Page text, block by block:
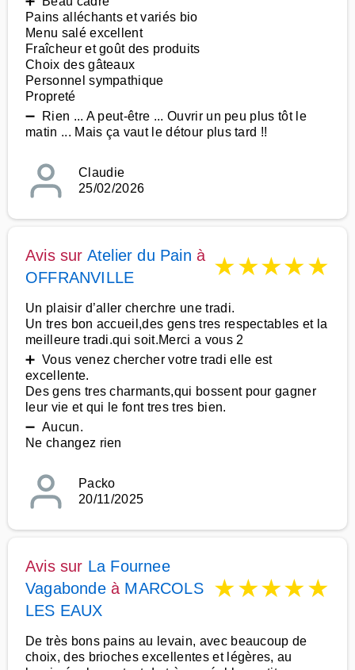
Pains alléchants et variés bio
Menu salé excellent
Fraîcheur et goût des produits
Choix des gâteaux
Personnel sympathique
Propreté
➖ Rien ... A peut-être ... Ouvrir un peu plus tôt le
matin ... Mais ça vaut le détour plus tard !!
Claudie
25/02/2026
Avis sur Atelier du Pain à
OFFRANVILLE
★★★★★
Un plaisir d’aller cherchre une tradi.
Un tres bon accueil,des gens tres respectables et la
meilleure tradi.qui soit.Merci a vous 2
➕ Vous venez chercher votre tradi elle est
excellente.
Des gens tres charmants,qui bossent pour gagner
leur vie et qui le font tres tres bien.
➖ Aucun.
Ne changez rien
Packo
20/11/2025
Avis sur La Fournee
Vagabondeà MARCOLS
LES EAUX
★★★★★
De très bons pains au levain, avec beaucoup de
choix, des brioches excellentes et légères, au